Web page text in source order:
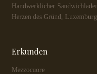
Handwerklicher
Herzen des Gründ,
Erkunden
Mezzocuore